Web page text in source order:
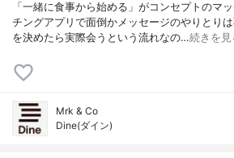
「一緒に食事から始める」がコンセプトのマ
チングアプリで面倒かメッセージのやりとり
を決めたら実際会うという流れなの…続きを見
Mrk & Co
Dine(ダイン)